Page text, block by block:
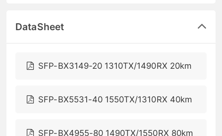
DataSheet
SFP-BX3149-20 1310TX/1490RX 20km
SFP-BX5531-40 1550TX/1310RX 40km
SFP-BX4955-80 1490TX/1550RX 80km